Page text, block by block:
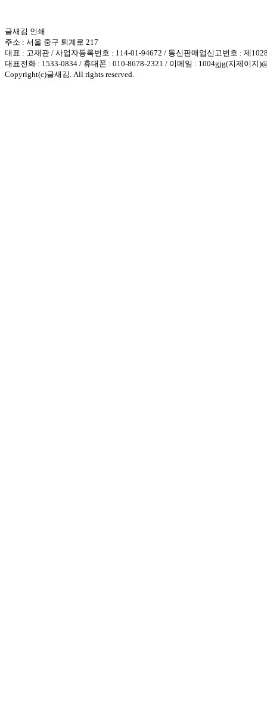
글새김 인쇄
주소 : 서울 중구 퇴계로 217
대표 : 고재관 / 사업자등록번호 : 114-01-94672 / 통신판매업신고번호 : 제
대표전화 : 1533-0834 / 휴대폰 : 010-8678-2321 / 이메일 : 1004gjg(지제이지
Copyright(c)글새김. All rights reserved.